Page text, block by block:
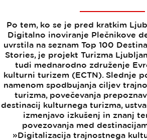
Po tem, ko se je pred kratkim
Digitalno inoviranje Plečnikove
uvrstila na seznam Top 100
Stories, je projekt Turizma
tudi mednarodno združenje
kulturni turizem (ECTN). Slednje
namenom spodbujanja ciljev
turizma, povečevanja
destinacij kulturnega turizma,
izmenjavo izkušenj in znanj
povezovanja med
»Digitalizacija trajnostnega